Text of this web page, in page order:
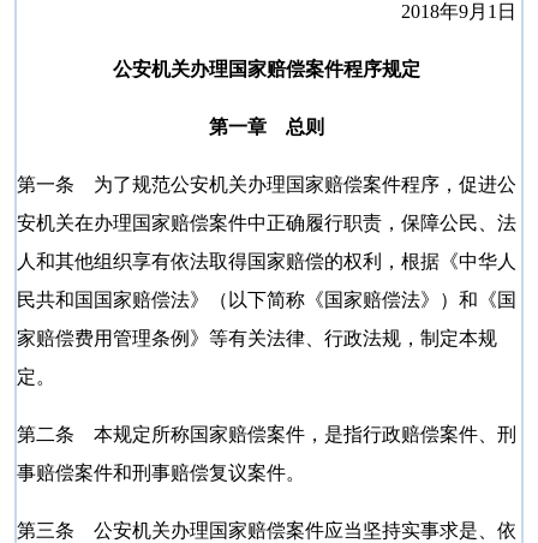
2018年9月1日
公安机关办理国家赔偿案件程序规定
第一章 总则
第一条 为了规范公安机关办理国家赔偿案件程序，促进公
安机关在办理国家赔偿案件中正确履行职责，保障公民、法
人和其他组织享有依法取得国家赔偿的权利，根据《中华人
民共和国国家赔偿法》（以下简称《国家赔偿法》）和《国
家赔偿费用管理条例》等有关法律、行政法规，制定本规
定。
第二条 本规定所称国家赔偿案件，是指行政赔偿案件、刑
事赔偿案件和刑事赔偿复议案件。
第三条 公安机关办理国家赔偿案件应当坚持实事求是、依